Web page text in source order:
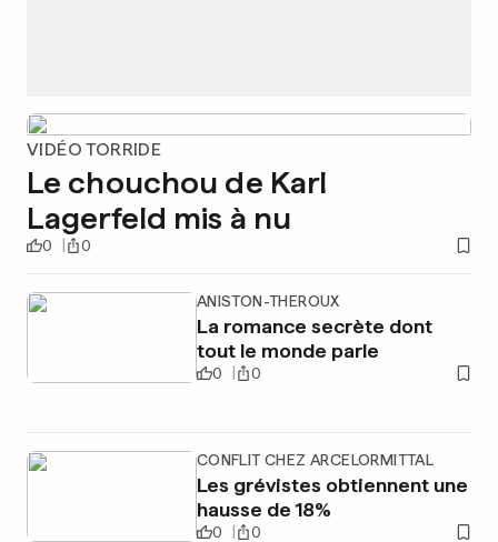
VIDÉO TORRIDE
Le chouchou de Karl
Lagerfeld mis à nu
0 0
ANISTON-THEROUX
La romance secrète dont
tout le monde parle
0 0
CONFLIT CHEZ ARCELORMITTAL
Les grévistes obtiennent une
hausse de 18%
0 0